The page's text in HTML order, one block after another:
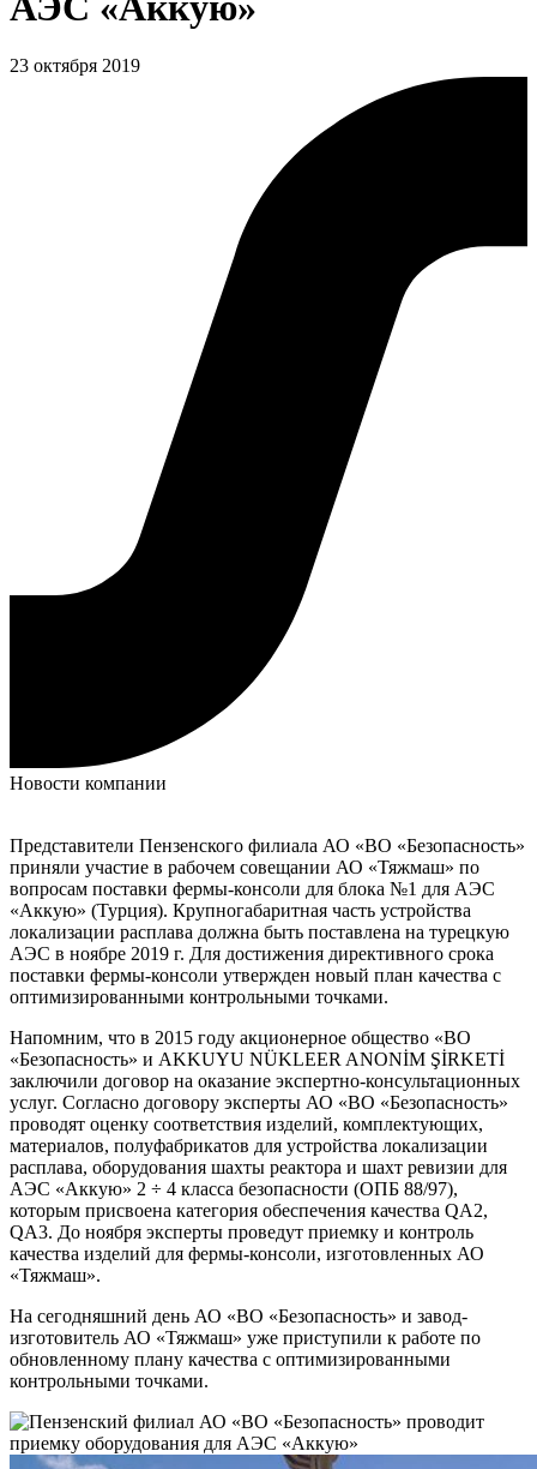
23 октября 2019
Новости компании
Представители Пензенского филиала АО «ВО «Безопасность»
приняли участие в рабочем совещании АО «Тяжмаш» по
вопросам поставки фермы-консоли для блока №1 для АЭС
«Аккую» (Турция). Крупногабаритная часть устройства
локализации расплава должна быть поставлена на турецкую
АЭС в ноябре 2019 г. Для достижения директивного срока
поставки фермы-консоли утвержден новый план качества с
оптимизированными контрольными точками.
Напомним, что в 2015 году акционерное общество «ВО
«Безопасность» и AKKUYU NÜKLEER ANONİM ŞİRKETİ
заключили договор на оказание экспертно-консультационных
услуг. Согласно договору эксперты АО «ВО «Безопасность»
проводят оценку соответствия изделий, комплектующих,
материалов, полуфабрикатов для устройства локализации
расплава, оборудования шахты реактора и шахт ревизии для
АЭС «Аккую» 2 ÷ 4 класса безопасности (ОПБ 88/97),
которым присвоена категория обеспечения качества QA2,
QA3. До ноября эксперты проведут приемку и контроль
качества изделий для фермы-консоли, изготовленных АО
«Тяжмаш».
На сегодняшний день АО «ВО «Безопасность» и завод-
изготовитель АО «Тяжмаш» уже приступили к работе по
обновленному плану качества с оптимизированными
контрольными точками.